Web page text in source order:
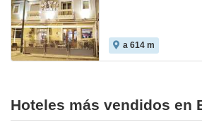
a 614 m
Hoteles más vendidos en